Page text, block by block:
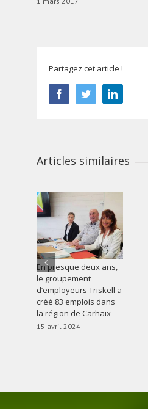
Partagez cet article !
FacebookTwitterLinkedIn
Articles similaires
En presque deux ans,
le groupement
d’employeurs Triskell a
créé 83 emplois dans
la région de Carhaix
15 avril 2024